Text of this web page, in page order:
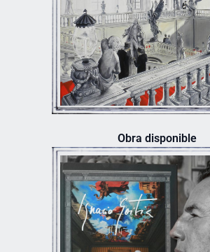
Obra disponible